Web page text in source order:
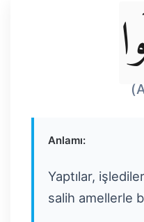
Anlamı:
Yaptılar,
salih amellerle